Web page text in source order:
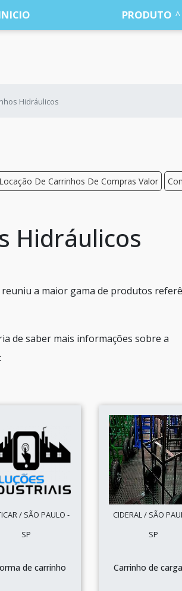
PRODUTO
Hidráulicos
Locação De Carrinhos De Compras Valor
Hidráulicos
a maior gama de produtos
de saber mais informações sobre a
/ SÃO PAULO -
SP
de carrinho
CIDERAL / SÃO
SP
Carrinho de